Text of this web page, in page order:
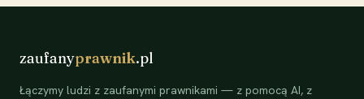
zaufanyprawnik.pl
Łączymy ludzi z zaufanymi prawnikami — z pomocą AI, z